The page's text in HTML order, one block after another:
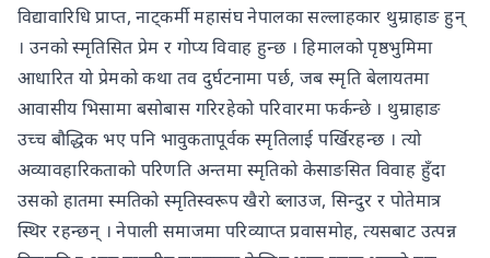
विद्यावारिधि प्राप्त, नाट्कर्मी महासंघ नेपालका सल्लाहकार थुम्राहाङ हुन्
। उनको स्मृतिसित प्रेम र गोप्य विवाह हुन्छ । हिमालको पृष्ठभुमिमा
आधारित यो प्रेमको कथा तव दुर्घटनामा पर्छ, जब स्मृति बेलायतमा
आवासीय भिसामा बसोबास गरिरहेको परिवारमा फर्कन्छे । थुम्राहाङ
उच्च बौद्धिक भए पनि भावुकतापूर्वक स्मृतिलाई पर्खिरहन्छ । त्यो
अव्यावहारिकताको परिणति अन्तमा स्मृतिको केसाङसित विवाह हुँदा
उसको हातमा स्मतिको स्मृतिस्वरूप खैरो ब्लाउज, सिन्दुर र पोतेमात्र
स्थिर रहन्छन् । नेपाली समाजमा परिव्याप्त प्रवासमोह, त्यसबाट उत्पन्न